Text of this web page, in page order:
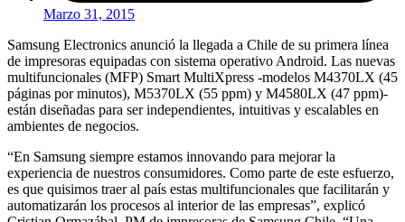
Marzo 31, 2015
Samsung Electronics anunció la llegada a Chile de su primera línea
de impresoras equipadas con sistema operativo Android. Las nuevas
multifuncionales (MFP) Smart MultiXpress -modelos M4370LX (45
páginas por minutos), M5370LX (55 ppm) y M4580LX (47 ppm)-
están diseñadas para ser independientes, intuitivas y escalables en
ambientes de negocios.
“En Samsung siempre estamos innovando para mejorar la
experiencia de nuestros consumidores. Como parte de este esfuerzo,
es que quisimos traer al país estas multifuncionales que facilitarán y
automatizarán los procesos al interior de las empresas”, explicó